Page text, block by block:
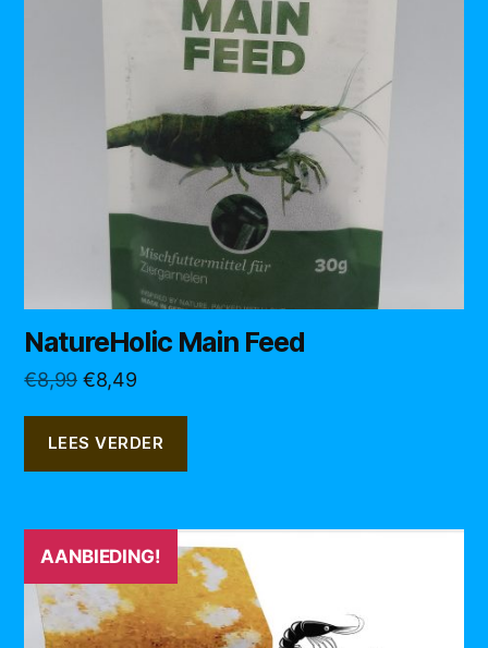
NatureHolic Main Feed
€8,99 Oorspronkelijke
was:
€8,99.
€8,49Huidige
is:
€8,49.
LEES VERDER
AANBIEDING!